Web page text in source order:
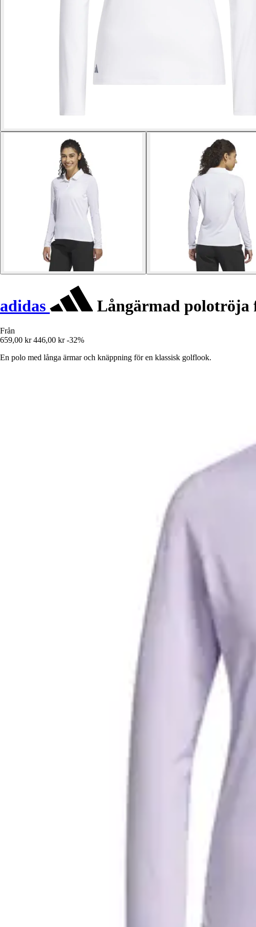
adidas Långärmad polotröja
Från
659,00 kr 446,00 kr -32%
En polo med långa ärmar och knäppning för en klassisk golflook.